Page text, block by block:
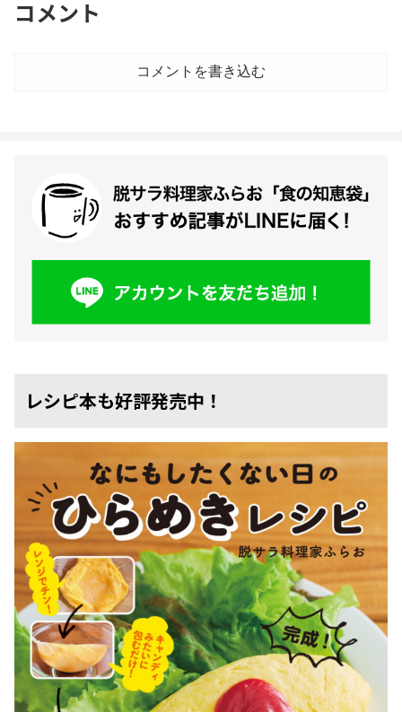
コメント
コメントを書き込む
レシピ本も好評発売中！